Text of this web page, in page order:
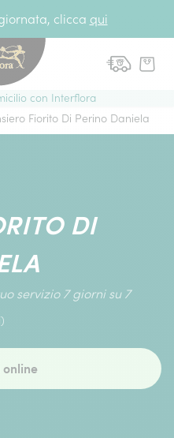
clicca qui
con Interflora
Fiorito Di Perino Daniela
DI
servizio 7 giorni su 7